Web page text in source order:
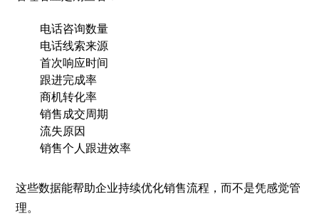
电话咨询数量
电话线索来源
首次响应时间
跟进完成率
商机转化率
销售成交周期
流失原因
销售个人跟进效率
这些数据能帮助企业持续优化销售流程，而不是凭感觉管
理。